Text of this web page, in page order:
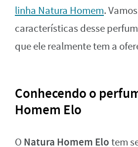
linha Natura Homem.
características desse
que ele realmente tem a
Conhecendo o
Homem Elo
O Natura Homem Elotem